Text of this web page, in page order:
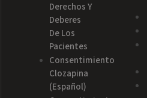
Derechos Y
Deberes
De Los
Pacientes
Consentimiento
Clozapina
(español)